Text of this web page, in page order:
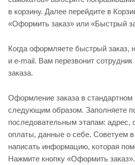
в корзину. Далее перейдите в
«Оформить заказ» или «Быстрый
Когда оформляете быстрый
и e-mail. Вам перезвонит сотрудник
заказа.
Оформление заказа в
следующим образом. Заполняете
последовательным этапам: адрес,
оплаты, данные о себе. Советуем в
написать информацию, которая
Нажмите кнопку «Оформить заказ».